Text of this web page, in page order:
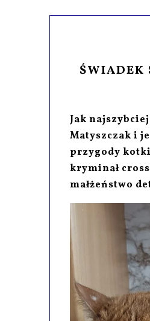
ŚWIADEK
Jak
Matyszczak i
przygody
kryminał
małżeństwo